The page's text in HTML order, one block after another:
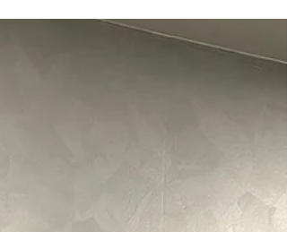
בית הספר בו עמית למד. ארגנו שם הפסקה פעילה לכל
התלמידים לזכרו של עמית. ניכר היה שבארגון...